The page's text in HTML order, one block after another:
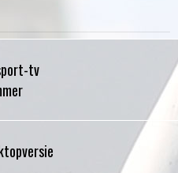
tv